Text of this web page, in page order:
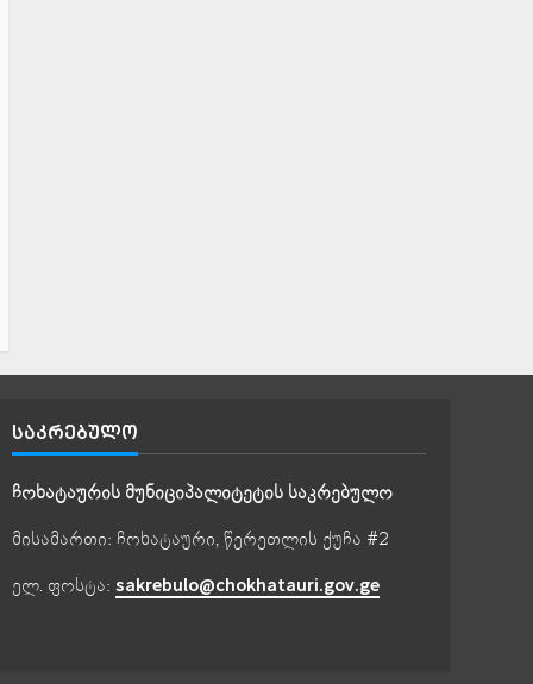
ᲡᲐᲙᲠᲔᲑᲣᲚᲝ
ჩოხატაურის მუნიციპალიტეტის საკრებულო
მისამართი: ჩოხატაური, წერეთლის ქუჩა #2
ელ. ფოსტა: sakrebulo@chokhatauri.gov.ge